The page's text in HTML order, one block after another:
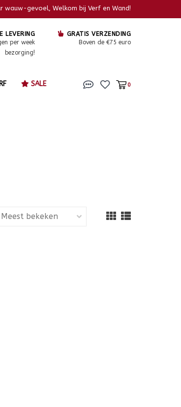
wauw-gevoel, Welkom bij Verf en Wand!
LEVERING
per week
bezorging!
GRATIS VERZENDING
Boven de €75 euro
SALE 0